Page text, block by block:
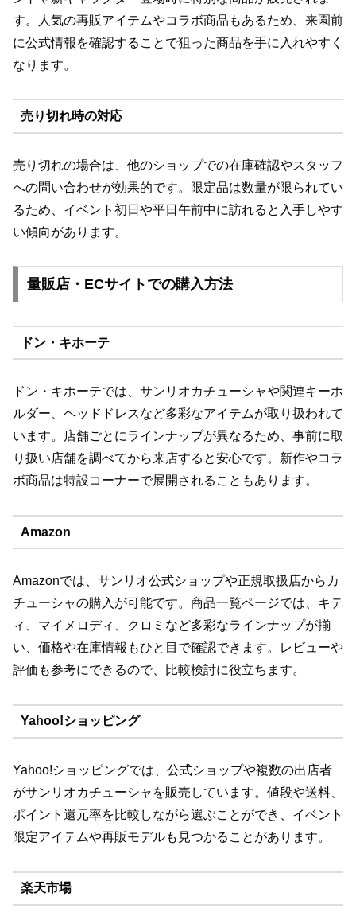
す。人気の再販アイテムやコラボ商品もあるため、来園前
に公式情報を確認することで狙った商品を手に入れやすく
なります。
売り切れ時の対応
売り切れの場合は、他のショップでの在庫確認やスタッフ
への問い合わせが効果的です。限定品は数量が限られてい
るため、イベント初日や平日午前中に訪れると入手しやす
い傾向があります。
量販店・ECサイトでの購入方法
ドン・キホーテ
ドン・キホーテでは、サンリオカチューシャや関連キーホ
ルダー、ヘッドドレスなど多彩なアイテムが取り扱われて
います。店舗ごとにラインナップが異なるため、事前に取
り扱い店舗を調べてから来店すると安心です。新作やコラ
ボ商品は特設コーナーで展開されることもあります。
Amazon
Amazonでは、サンリオ公式ショップや正規取扱店からカ
チューシャの購入が可能です。商品一覧ページでは、キテ
ィ、マイメロディ、クロミなど多彩なラインナップが揃
い、価格や在庫情報もひと目で確認できます。レビューや
評価も参考にできるので、比較検討に役立ちます。
Yahoo!ショッピング
Yahoo!ショッピングでは、公式ショップや複数の出店者
がサンリオカチューシャを販売しています。値段や送料、
ポイント還元率を比較しながら選ぶことができ、イベント
限定アイテムや再販モデルも見つかることがあります。
楽天市場